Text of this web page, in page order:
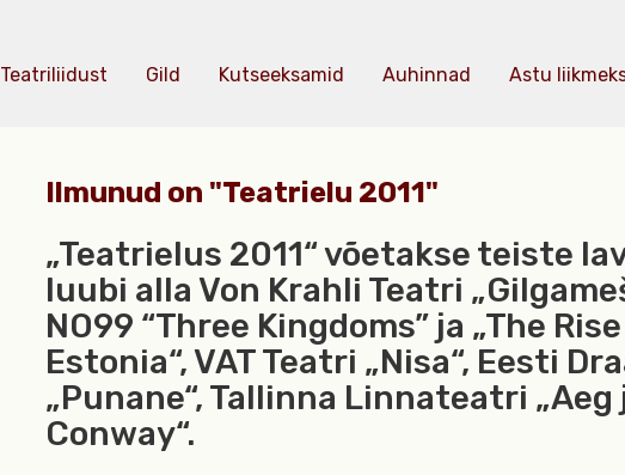
Teatriliidust Gild Kutseeksamid Auhinnad Astu
Ilmunud on "Teatrielu 2011"
„Teatrielus 2011“ võetakse teiste
luubi alla Von Krahli Teatri
NO99 “Three Kingdoms” ja „The
Estonia“, VAT Teatri „Nisa“, Eesti
„Punane“, Tallinna Linnateatri „Aeg
Conway“.